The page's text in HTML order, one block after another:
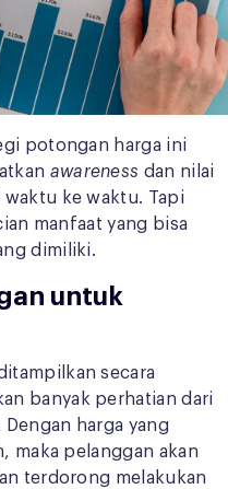
potongan harga ini
awareness dan nilai
ke waktu. Tapi
manfaat yang bisa
dimiliki.
untuk
secara
banyak perhatian dari
harga yang
maka pelanggan akan
terdorong melakukan